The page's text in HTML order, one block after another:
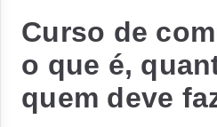
Curso de
o que é,
quem deve